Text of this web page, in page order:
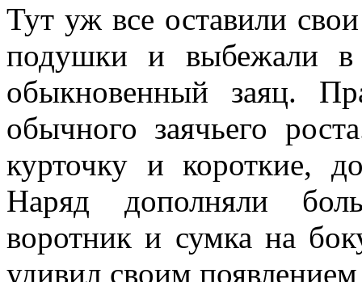
Тут уж все оставили
подушки и выбежали
обыкновенный заяц.
обычного заячьего
курточку и короткие,
Наряд дополняли
воротник и сумка на
удивил своим